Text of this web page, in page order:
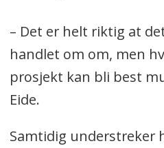
– Det er helt riktig at
handlet om om, men
prosjekt kan bli best
Eide.
Samtidig understreker